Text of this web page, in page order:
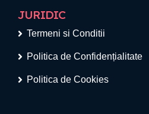
JURIDIC
Termeni si Conditii
Politica de Confidențialitate
Politica de Cookies